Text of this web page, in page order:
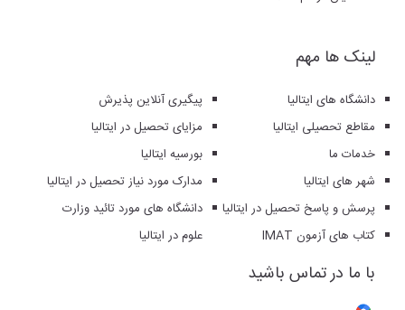
لینک ها مهم
پیگیری آنلاین پذیرش
مزایای تحصیل در ایتالیا
بورسیه ایتالیا
مدارک مورد نیاز تحصیل در ایتالیا
دانشگاه های مورد تائید وزارت
علوم در ایتالیا
دانشگاه های ایتالیا
مقاطع تحصیلی ایتالیا
خدمات ما
شهر های ایتالیا
پرسش و پاسخ تحصیل در ایتالیا
کتاب های آزمون IMAT
با ما در تماس باشید